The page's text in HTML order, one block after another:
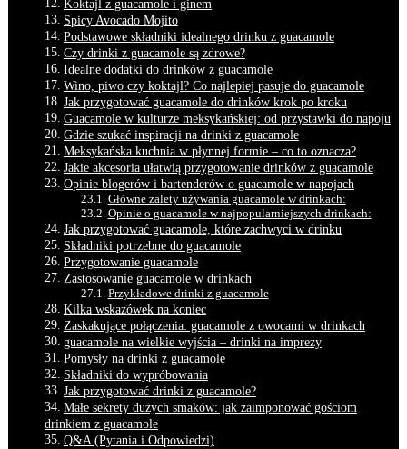
Koktajl z guacamole i ‍ginem
Spicy Avocado Mojito
Podstawowe składniki ⁢idealnego drinku ‌z guacamole
Czy ⁢drinki z guacamole są⁤ zdrowe?
Idealne dodatki do drinków‍ z guacamole
Wino, piwo ‍czy koktajl? Co⁢ najlepiej​ pasuje do guacamole
Jak przygotować ​guacamole do drinków⁣ krok ⁢po kroku
Guacamole w kulturze ‍meksykańskiej: od przystawki do napoju
Gdzie szukać⁢ inspiracji na drinki ‌z guacamole
Meksykańska kuchnia w płynnej formie – co to oznacza?
Jakie⁢ akcesoria ‌ułatwią przygotowanie drinków ⁢z​ guacamole
Opinie‌ blogerów ‍i⁣ bartenderów o guacamole w napojach
Główne zalety używania​ guacamole w drinkach:
Opinie o guacamole ‍w najpopularniejszych⁢ drinkach:
Jak przygotować guacamole, które‍ zachwyci w⁢ drinku
Składniki potrzebne do guacamole
Przygotowanie‍ guacamole
Zastosowanie guacamole​ w drinkach
Przykładowe drinki z guacamole
Kilka wskazówek na koniec
Zaskakujące połączenia: guacamole z owocami w⁤ drinkach
guacamole na wielkie wyjścia – drinki na imprezy
Pomysły na drinki z guacamole
Składniki ‌do wypróbowania
Jak przygotować drinki z‌ guacamole?
Małe sekrety dużych​ smaków: ⁤jak zaimponować​ gościom‍
drinkiem z guacamole
Q&A ⁢(Pytania i‍ Odpowiedzi)